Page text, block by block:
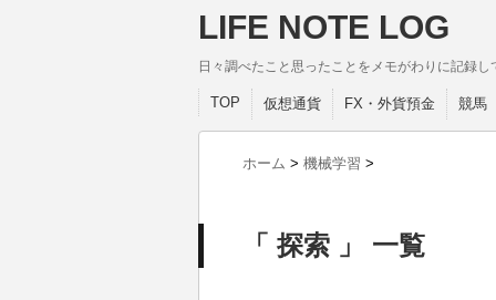
LIFE NOTE LOG
日々調べたこと思ったことをメモがわりに記録し
TOP 仮想通貨 FX・外貨預金 競馬
ホーム > 機械学習 >
「 探索 」 一覧